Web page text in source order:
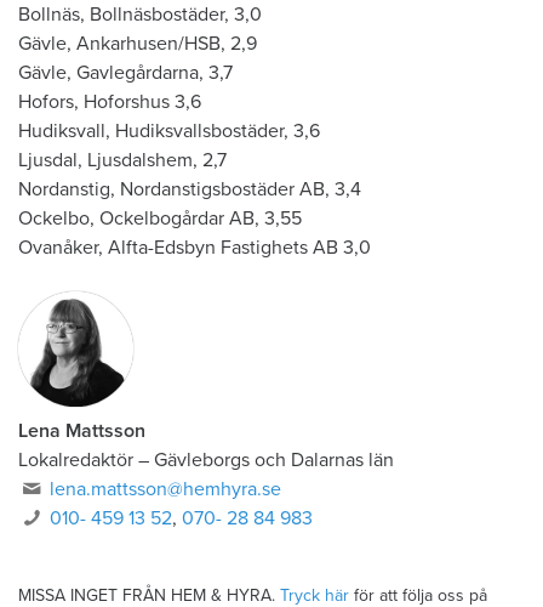
Bollnäs, Bollnäsbostäder, 3,0
Gävle, Ankarhusen/HSB, 2,9
Gävle, Gavlegårdarna, 3,7
Hofors, Hoforshus 3,6
Hudiksvall, Hudiksvallsbostäder, 3,6
Ljusdal, Ljusdalshem, 2,7
Nordanstig, Nordanstigsbostäder AB, 3,4
Ockelbo, Ockelbogårdar AB, 3,55
Ovanåker, Alfta-Edsbyn Fastighets AB 3,0
Lena Mattsson
Lokalredaktör – Gävleborgs och Dalarnas län
lena.mattsson@hemhyra.se
010- 459 13 52,070- 28 84 983
MISSA INGET FRÅN HEM & HYRA. Tryck här för att följa oss på